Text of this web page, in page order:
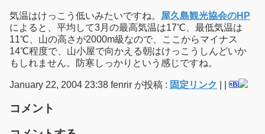
気温はけっこう低いみたいですね。 屋久島観光協会のHP
によると、平均して3月の最高気温は17℃、最低気温は
11℃、山の高さが2000m級なので、ここからマイナス
14℃程度で、山小屋で向かえる朝はけっこうしんどいか
もしれません。防寒しっかりという感じですね。
January 22, 2004 23:38 fenrir が投稿 : 固定リンク
コメント